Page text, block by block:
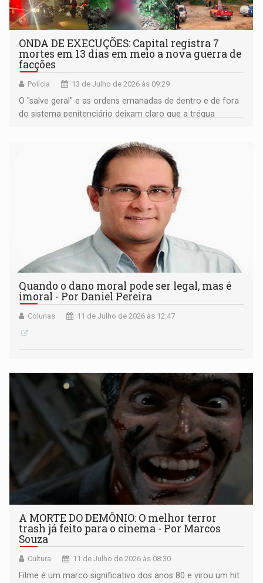
ONDA DE EXECUÇÕES: Capital registra 7
mortes em 13 dias em meio a nova guerra de
facções
Polícia 13 de Julho de 2026 às 09:29
O "salve geral" e as ordens emanadas de dentro e de fora
do sistema penitenciário deixam claro que a trégua
Quando o dano moral pode ser legal, mas é
imoral - Por Daniel Pereira
Colunas 11 de Julho de 2026 às 12:47
A MORTE DO DEMÔNIO: O melhor terror
trash já feito para o cinema - Por Marcos
Souza
Cultura 11 de Julho de 2026 às 08:30
Filme é um marco significativo dos anos 80 e virou um hit